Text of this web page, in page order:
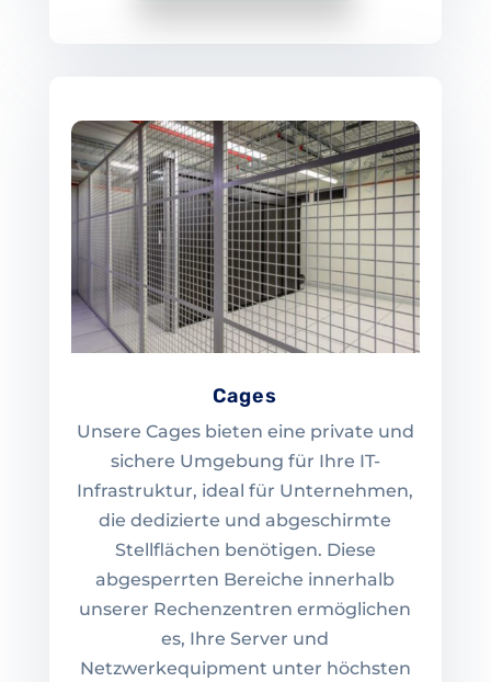
Cages
Unsere Cages bieten eine private und
sichere Umgebung für Ihre IT-
Infrastruktur, ideal für Unternehmen,
die dedizierte und abgeschirmte
Stellflächen benötigen. Diese
abgesperrten Bereiche innerhalb
unserer Rechenzentren ermöglichen
es, Ihre Server und
Netzwerkequipment unter höchsten